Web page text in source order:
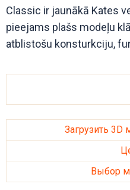
Classic ir jaunākā Kates
pieejams plašs modeļu
atblistošu konsturkciju,
Загрузить 3D
Выбор